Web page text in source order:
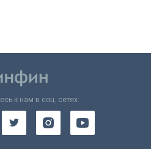
к нам в соц. сетях: